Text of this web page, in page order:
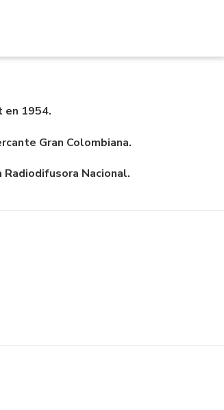
en 1954.
Gran Colombiana.
Nacional.